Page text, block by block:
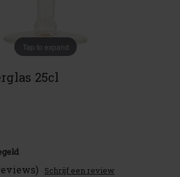
Tap to expand
25cl
Schrijf een review